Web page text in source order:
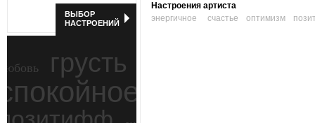
ВЫБОР
НАСТРОЕНИЙ
грусть
Настроения артиста
энергичное
счастье оптимизм